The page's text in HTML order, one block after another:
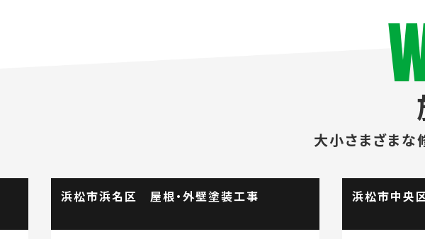
大小さまざまな
名区 屋根・外壁塗装工事 浜松市中央区 バルコニー防